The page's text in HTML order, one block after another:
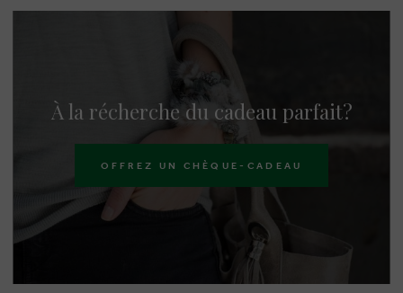
À la récherche du cadeau parfait?
OFFREZ UN CHÈQUE-CADEAU